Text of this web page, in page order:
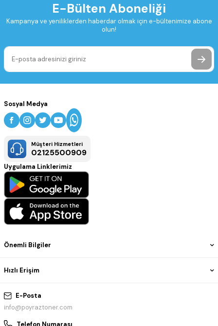
E-Bülten Aboneliği
Kampanya ve yeniliklerden haberdar olmak için e-bültenimize abone
olun!
E-Posta
info@poyraztoner.com
Telefon Numarası
Önemli Bilgiler
Hızlı Erişim
Sosyal Medya
Müşteri Hizmetleri
02125500909
Uygulama Linklerimiz